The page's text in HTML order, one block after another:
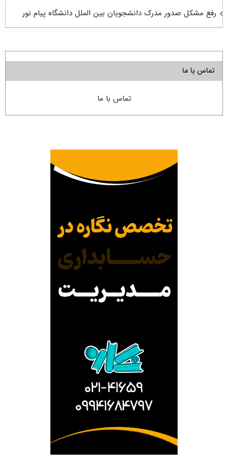
رفع مشکل صدور مدرک دانشجویان بین الملل دانشگاه پیام نور
تماس با ما
تماس با ما